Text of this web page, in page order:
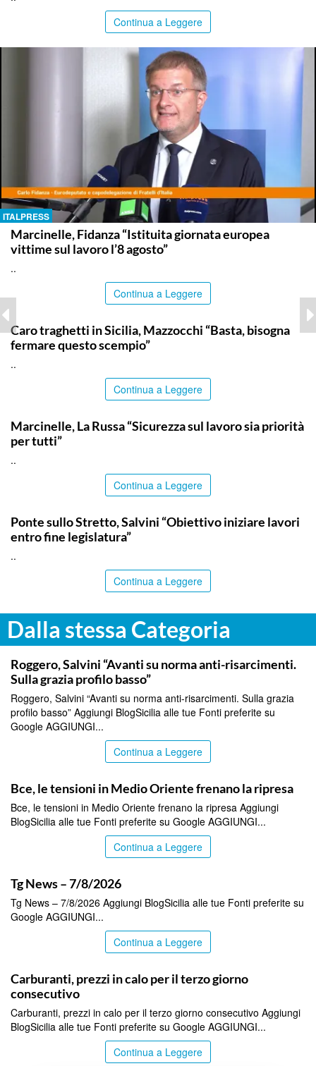
Continua a Leggere
ITALPRESS
Marcinelle, Fidanza “Istituita giornata europea
vittime sul lavoro l’8 agosto”
..
Continua a Leggere
ITALPRESS
Caro traghetti in Sicilia, Mazzocchi “Basta, bisogna
fermare questo scempio”
..
Continua a Leggere
Marcinelle, La Russa “Sicurezza sul lavoro sia priorità
per tutti”
..
Continua a Leggere
Ponte sullo Stretto, Salvini “Obiettivo iniziare lavori
entro fine legislatura”
..
Continua a Leggere
Dalla stessa Categoria
ITALPRESS
Roggero, Salvini “Avanti su norma anti-risarcimenti.
Sulla grazia profilo basso”
Roggero, Salvini “Avanti su norma anti-risarcimenti. Sulla grazia
profilo basso” Aggiungi BlogSicilia alle tue Fonti preferite su
Google AGGIUNGI...
Continua a Leggere
Bce, le tensioni in Medio Oriente frenano la ripresa
Bce, le tensioni in Medio Oriente frenano la ripresa Aggiungi
BlogSicilia alle tue Fonti preferite su Google AGGIUNGI...
Continua a Leggere
Tg News – 7/8/2026
Tg News – 7/8/2026 Aggiungi BlogSicilia alle tue Fonti preferite su
Google AGGIUNGI...
Continua a Leggere
Carburanti, prezzi in calo per il terzo giorno
consecutivo
Carburanti, prezzi in calo per il terzo giorno consecutivo Aggiungi
BlogSicilia alle tue Fonti preferite su Google AGGIUNGI...
Continua a Leggere